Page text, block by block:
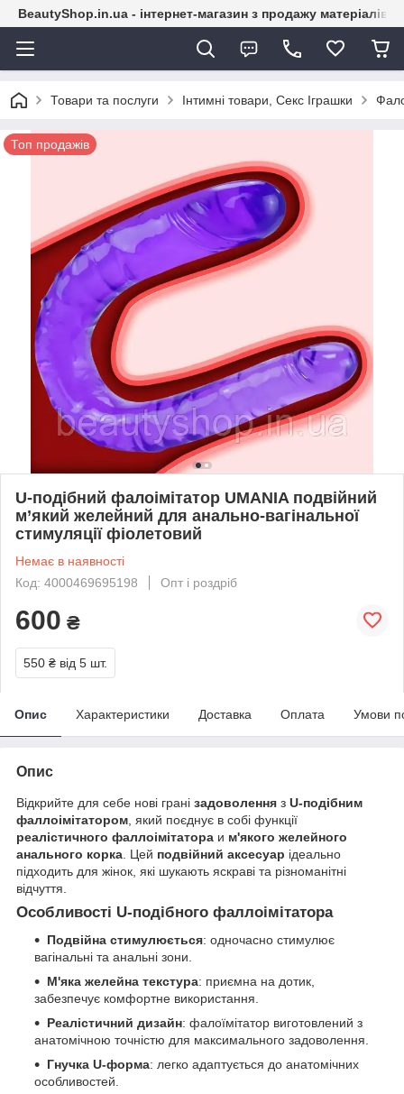
BeautyShop.in.ua - інтернет-магазин з продажу матеріалів
Товари та послуги Інтимні товари, Секс Іграшки
Топ продажів
U-подібний фалоімітатор UMANIA подвійний
м’який желейний для анально-вагінальної
стимуляції фіолетовий
Немає в наявності
Код: 4000469695198
Опт і роздріб
600 ₴
550 ₴ від 5 шт.
Опис Характеристики Доставка Оплата Умови
Опис
Відкрийте для себе нові грані задоволення з U-подібним
фаллоімітатором , який поєднує в собі функції
реалістичного фаллоімітатора и м'якого желейного
анального корка . Цей подвійний аксесуар ідеально
підходить для жінок, які шукають яскраві та різноманітні
відчуття.
Особливості U-подібного фаллоімітатора
Подвійна стимулюється: одночасно стимулює
вагінальні та анальні зони.
М'яка желейна текстура: приємна на дотик,
забезпечує комфортне використання.
Реалістичний дизайн: фалоїмітатор виготовлений з
анатомічною точністю для максимального задоволення.
Гнучка U-форма: легко адаптується до анатомічних
особливостей.